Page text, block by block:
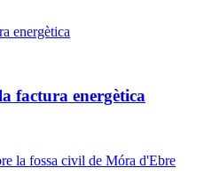
factura energètica